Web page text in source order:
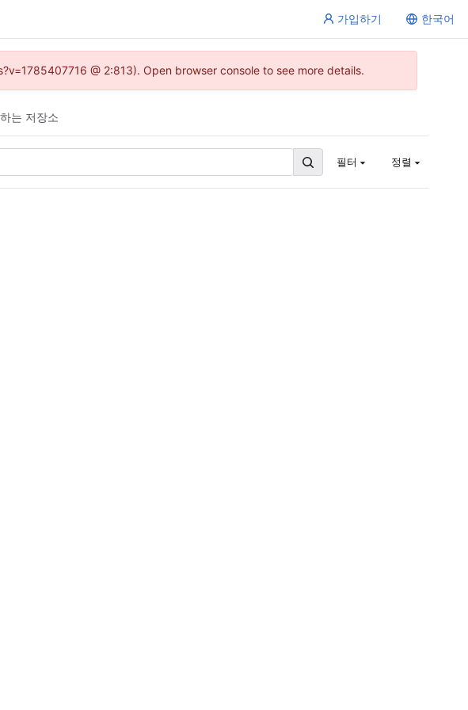
가입하기 한국어
@ 2:813). Open browser console to see more details.
는 저장소
필터 정렬